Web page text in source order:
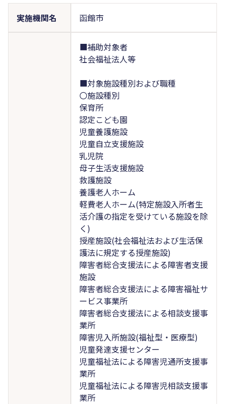
実施機関名 函館市
■補助対象者
社会福祉法人等
■対象施設種別および職種
〇施設種別
保育所
認定こども園
児童養護施設
児童自立支援施設
乳児院
母子生活支援施設
救護施設
養護老人ホーム
軽費老人ホーム(特定施設入所者生
活介護の指定を受けている施設を除
く)
授産施設(社会福祉法および生活保
護法に規定する授産施設)
障害者総合支援法による障害者支援
施設
障害者総合支援法による障害福祉サ
ービス事業所
障害者総合支援法による相談支援事
業所
障害児入所施設(福祉型・医療型)
児童発達支援センター
児童福祉法による障害児通所支援事
業所
児童福祉法による障害児相談支援事
業所